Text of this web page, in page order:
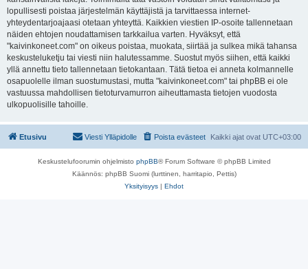
lopullisesti poistaa järjestelmän käyttäjistä ja tarvittaessa internet-
yhteydentarjoajaasi otetaan yhteyttä. Kaikkien viestien IP-osoite tallennetaan
näiden ehtojen noudattamisen tarkkailua varten. Hyväksyt, että
"kaivinkoneet.com" on oikeus poistaa, muokata, siirtää ja sulkea mikä tahansa
keskusteluketju tai viesti niin halutessamme. Suostut myös siihen, että kaikki
yllä annettu tieto tallennetaan tietokantaan. Tätä tietoa ei anneta kolmannelle
osapuolelle ilman suostumustasi, mutta "kaivinkoneet.com" tai phpBB ei ole
vastuussa mahdollisen tietoturvamurron aiheuttamasta tietojen vuodosta
ulkopuolisille tahoille.
Etusivu Kaikki ajat ovat UTC+03:00
Poista evästeet
Viesti Ylläpidolle
Keskustelufoorumin ohjelmisto phpBB® Forum Software © phpBB Limited
Käännös: phpBB Suomi (lurttinen, harritapio, Pettis)
Yksityisyys | Ehdot